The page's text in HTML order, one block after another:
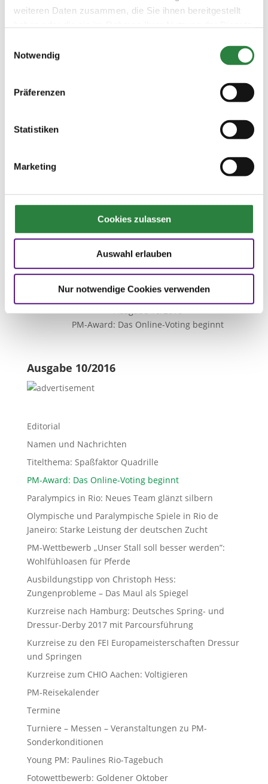
weiteren Daten zusammen, die Sie ihnen bereitgestellt
Notwendig
Präferenzen
Statistiken
Marketing
Cookies zulassen
Auswahl erlauben
Nur notwendige Cookies verwenden
Mittwoch, 7. Dezember, um 19 Uhr im Sophien-
Saal in Warendorf statt. Nach einem
Awards durch die Übergabe einer kunstvollen
einer Laudatio durch einen Reiter-Promi
 Vorheriger Artikel
Namen und Nachrichten
Nächster Artikel
PM-Award: Das Online-Voting beginnt
Ausgabe 10/2016
Editorial
Namen und Nachrichten
Titelthema: Spaßfaktor Quadrille
PM-Award: Das Online-Voting beginnt
Paralympics in Rio: Neues Team glänzt silbern
Olympische und Paralympische Spiele in Rio de
Janeiro: Starke Leistung der deutschen Zucht
PM-Wettbewerb „Unser Stall soll besser werden”:
Wohlfühloasen für Pferde
Ausbildungstipp von Christoph Hess:
Zungenprobleme – Das Maul als Spiegel
Kurzreise nach Hamburg: Deutsches Spring- und
Dressur-Derby 2017 mit Parcoursführung
Kurzreise zu den FEI Europameisterschaften Dressur
und Springen
Kurzreise zum CHIO Aachen: Voltigieren
PM-Reisekalender
Termine
Turniere – Messen – Veranstaltungen zu PM-
Sonderkonditionen
Young PM: Paulines Rio-Tagebuch
Fotowettbewerb: Goldener Oktober